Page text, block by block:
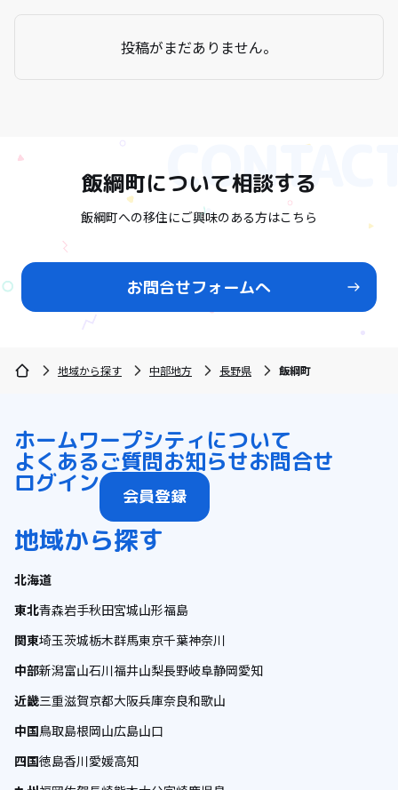
投稿がまだありません。
飯綱町について相談する
飯綱町への移住にご興味のある方はこちら
お問合せフォームへ
地域から探す 中部地方 長野県 飯綱町
ホームワープシティについて
よくあるご質問お知らせお問合せ
ログイン 会員登録
地域から探す
北海道
東北青森岩手秋田宮城山形福島
関東埼玉茨城栃木群馬東京千葉神奈川
中部新潟富山石川福井山梨長野岐阜静岡愛知
近畿三重滋賀京都大阪兵庫奈良和歌山
中国鳥取島根岡山広島山口
四国徳島香川愛媛高知